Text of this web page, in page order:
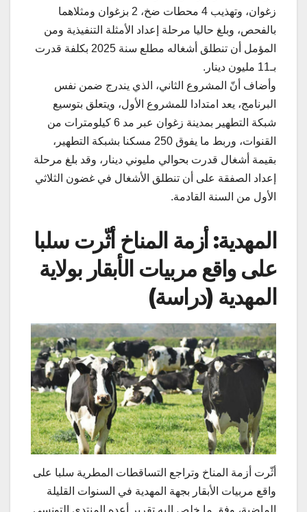
زغوان، وتهذيب 4 محطات ضخ، 2 بزغوان ومثلاهما
بالفحص، وبلغ حاليا مرحلة إعداد الأمثلة التنفيذية ومن
المؤمل أن تنطلق أشغاله مطلع سنة 2025 بكلفة قدرت
بـ11 مليون دينار.
وأضاف أنّ المشروع الثاني، الذي يندرج ضمن نفس
البرنامج، يعد امتدادا للمشروع الأول، ويتعلق بتوسيع
شبكة التطهير بمدينة زغوان عبر مد 6 كيلومترات من
القنوات، وربط ما يفوق 250 مسكنا بشبكة التطهير،
بقيمة أشغال قدرت بحوالي مليوني دينار، وقد بلغ مرحلة
إعداد الصفقة على أن تنطلق الأشغال في غضون الثلاثي
الأول من السنة القادمة.
المهدية: أزمة المناخ أثّرت سلبا
على واقع مربيات الأبقار بولاية
المهدية (دراسة)
أثّرت أزمة المناخ وتراجع التساقطات المطرية سلبا على
واقع مربيات الأبقار بجهة المهدية في السنوات القليلة
الماضية، وفق ما خلص إليه تقرير أعده المنتدى التونسي